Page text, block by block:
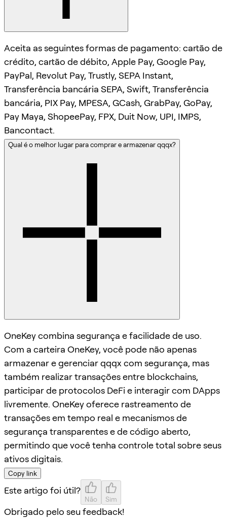
Aceita as seguintes formas de pagamento: cartão de
crédito, cartão de débito, Apple Pay, Google Pay,
PayPal, Revolut Pay, Trustly, SEPA Instant,
Transferência bancária SEPA, Swift, Transferência
bancária, PIX Pay, MPESA, GCash, GrabPay, GoPay,
Pay Maya, ShopeePay, FPX, Duit Now, UPI, IMPS,
Bancontact.
Qual é o melhor lugar para comprar e armazenar qqqx?
OneKey combina segurança e facilidade de uso.
Com a carteira OneKey, você pode não apenas
armazenar e gerenciar qqqx com segurança, mas
também realizar transações entre blockchains,
participar de protocolos DeFi e interagir com DApps
livremente. OneKey oferece rastreamento de
transações em tempo real e mecanismos de
segurança transparentes e de código aberto,
permitindo que você tenha controle total sobre seus
ativos digitais.
Copy link
Este artigo foi útil?
Não Sim
Obrigado pelo seu feedback!